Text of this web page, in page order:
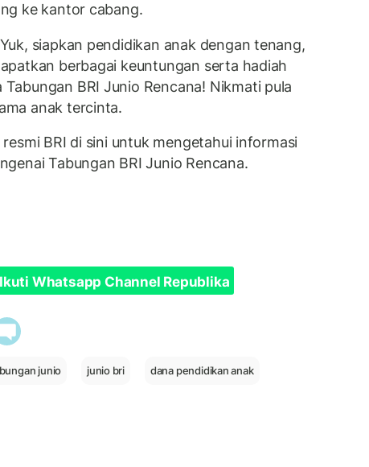
ke kantor cabang.
siapkan pendidikan anak dengan tenang,
berbagai keuntungan serta hadiah
Tabungan BRI Junio Rencana! Nikmati pula
anak tercinta.
BRI di sini untuk mengetahui informasi
Tabungan BRI Junio Rencana.
Ikuti Whatsapp Channel Republika
junio junio bri dana pendidikan anak